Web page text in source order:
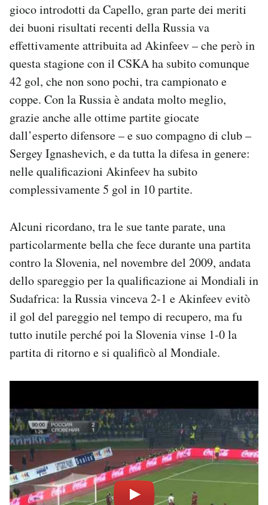
gioco introdotti da Capello, gran parte dei meriti
dei buoni risultati recenti della Russia va
effettivamente attribuita ad Akinfeev – che però in
questa stagione con il CSKA ha subito comunque
42 gol, che non sono pochi, tra campionato e
coppe. Con la Russia è andata molto meglio,
grazie anche alle ottime partite giocate
dall’esperto difensore – e suo compagno di club –
Sergey Ignashevich, e da tutta la difesa in genere:
nelle qualificazioni Akinfeev ha subito
complessivamente 5 gol in 10 partite.
Alcuni ricordano, tra le sue tante parate, una
particolarmente bella che fece durante una partita
contro la Slovenia, nel novembre del 2009, andata
dello spareggio per la qualificazione ai Mondiali in
Sudafrica: la Russia vinceva 2-1 e Akinfeev evitò
il gol del pareggio nel tempo di recupero, ma fu
tutto inutile perché poi la Slovenia vinse 1-0 la
partita di ritorno e si qualificò al Mondiale.